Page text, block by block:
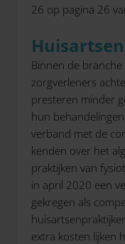
26 op pagina 26
Binnen de
zorgverleners
presteren minder
hun
verband met de
kenden over het
praktijken van
in april 2020 een
gekregen als
extra kosten lijken